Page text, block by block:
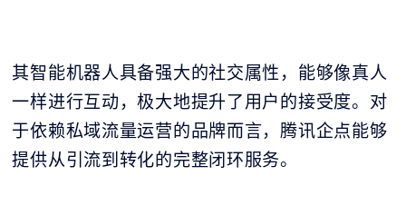
其智能机器人具备强大的社交属性，能够像真人
一样进行互动，极大地提升了用户的接受度。对
于依赖私域流量运营的品牌而言，腾讯企点能够
提供从引流到转化的完整闭环服务。